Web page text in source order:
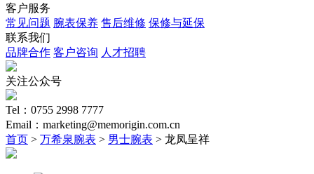
客户服务
常见问题 腕表保养 售后维修 保修与延保
联系我们
品牌合作 客户咨询 人才招聘
关注公众号
Tel：0755 2998 7777
Email：marketing@memorigin.com.cn
首页 > 万希泉腕表 > 男士腕表 > 龙凤呈祥